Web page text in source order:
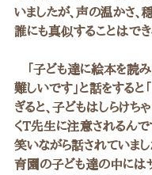
いましたが、声の温かさ、
誰にも真似することはでき
「子ども達に絵本を読
難しいです」と話をすると
ぎると、子どもはしらけち
くT先生に注意されるんで
笑いながら話されていま
育園の子ども達の中には